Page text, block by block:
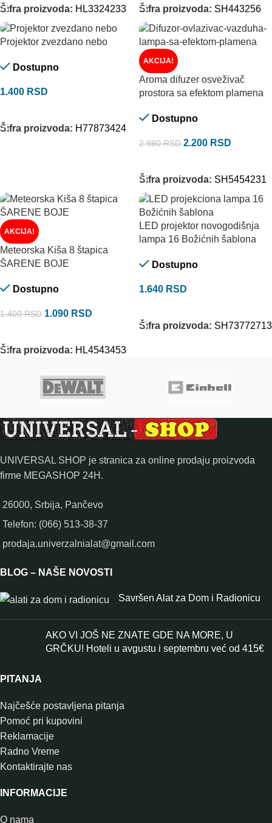
Šifra proizvoda: HL3324233 Šifra proizvoda: SH443256
Projektor zvezdano nebo
Dostupno
1.400 RSD
Šifra proizvoda: H77873424
AKCIJA!
Aroma difuzer osveživač
prostora sa efektom plamena
Dostupno
2.990RSD 2.200 RSD
Šifra proizvoda: SH5454231
AKCIJA!
Meteorska Kiša 8 štapica
ŠARENE BOJE
Dostupno
1.400RSD 1.090 RSD
Šifra proizvoda: HL4543453
LED projektor novogodišnja
lampa 16 Božićnih šablona
Dostupno
1.640 RSD
Šifra proizvoda: SH73772713
UNIVERSAL SHOP je stranica za online prodaju proizvoda
firme MEGASHOP 24H.
26000, Srbija, Pančevo
Telefon: (066) 513-38-37
prodaja.univerzalnialat@gmail.com
BLOG – NAŠE NOVOSTI
Savršen Alat za Dom i Radionicu
AKO VI JOŠ NE ZNATE GDE NA MORE, U
GRČKU! Hoteli u avgustu i septembru već od 415€
PITANJA
Najčešće postavljena pitanja
Pomoć pri kupovini
Reklamacije
Radno Vreme
Kontaktirajte nas
INFORMACIJE
O nama